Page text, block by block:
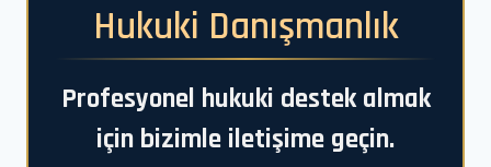
Hukuki Danışmanlık
Profesyonel hukuki destek almak
için bizimle iletişime geçin.